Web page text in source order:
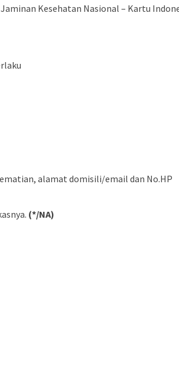
Kesehatan Nasional – Kartu
alamat domisili/email dan No.HP
(*/NA)